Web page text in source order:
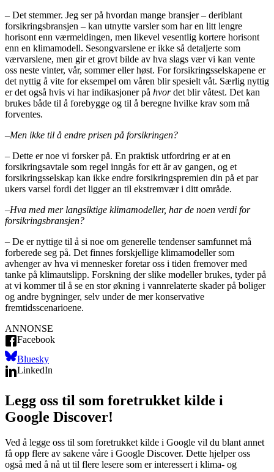
– Det stemmer. Jeg ser på hvordan mange bransjer – deriblant
forsikringsbransjen – kan utnytte varsler som har en litt lengre
horisont enn værmeldingen, men likevel vesentlig kortere horisont
enn en klimamodell. Sesongvarslene er ikke så detaljerte som
værvarslene, men gir et grovt bilde av hva slags vær vi kan vente
oss neste vinter, vår, sommer eller høst. For forsikringsselskapene er
det nyttig å vite for eksempel om våren blir spesielt våt. Særlig nyttig
er det også hvis vi har indikasjoner på hvordet blir våtest. Det kan
brukes både til å forebygge og til å beregne hvilke krav som må
forventes.
–Men ikke til å endre prisen på forsikringen?
– Dette er noe vi forsker på. En praktisk utfordring er at en
forsikringsavtale som regel inngås for ett år av gangen, og et
forsikringsselskap kan ikke endre forsikringspremien din på et par
ukers varsel fordi det ligger an til ekstremvær i ditt område.
–Hva med mer langsiktige klimamodeller, har de noen verdi for
forsikringsbransjen?
– De er nyttige til å si noe om generelle tendenser samfunnet må
forberede seg på. Det finnes forskjellige klimamodeller som
avhenger av hva vi mennesker foretar oss i tiden fremover med
tanke på klimautslipp. Forskning der slike modeller brukes, tyder på
at vi kommer til å se en stor økning i vannrelaterte skader på boliger
og andre bygninger, selv under de mer konservative
fremtidsscenarioene.
ANNONSE
Facebook
Bluesky
LinkedIn
Legg oss til som foretrukket kilde i
Google Discover!
Ved å legge oss til som foretrukket kilde i Google vil du blant annet
få opp flere av sakene våre i Google Discover. Dette hjelper oss
også med å nå ut til flere lesere som er interessert i klima- og